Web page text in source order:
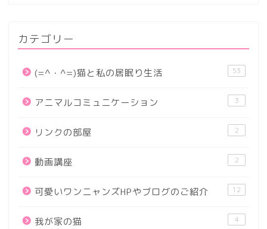
カテゴリー
(=^・^=)猫と私の居眠り生活 53
アニマルコミュニケーション 3
リンクの部屋 2
動画講座 2
可愛いワンニャンズHPやブログのご紹介 12
我が家の猫 4